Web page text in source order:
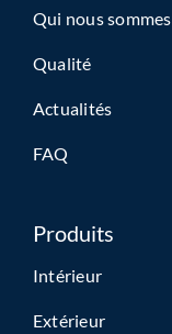
Qui nous sommes
Qualité
Actualités
FAQ
Produits
Intérieur
Extérieur